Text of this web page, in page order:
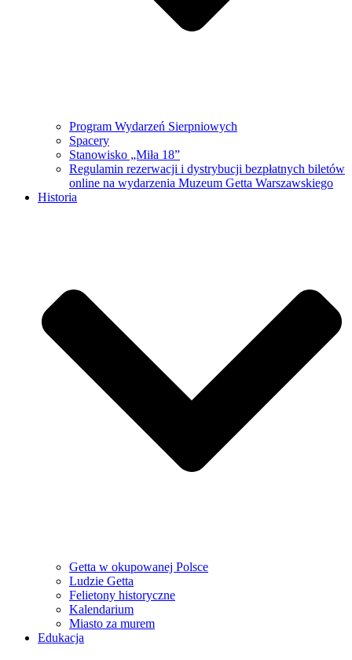
Program Wydarzeń Sierpniowych
Spacery
Stanowisko „Miła 18”
Regulamin rezerwacji i dystrybucji bezpłatnych biletów
online na wydarzenia Muzeum Getta Warszawskiego
Historia
Getta w okupowanej Polsce
Ludzie Getta
Felietony historyczne
Kalendarium
Miasto za murem
Edukacja